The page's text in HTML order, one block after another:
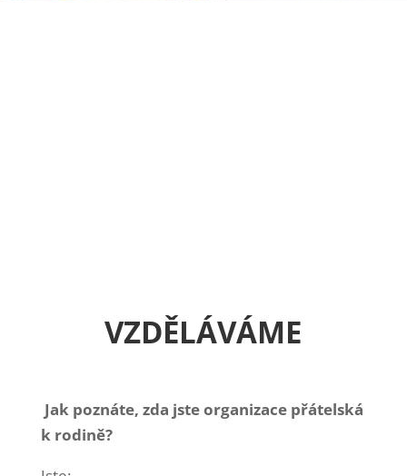
VZDĚLÁVÁME
Jak poznáte, zda jste organizace přátelská
k rodině?